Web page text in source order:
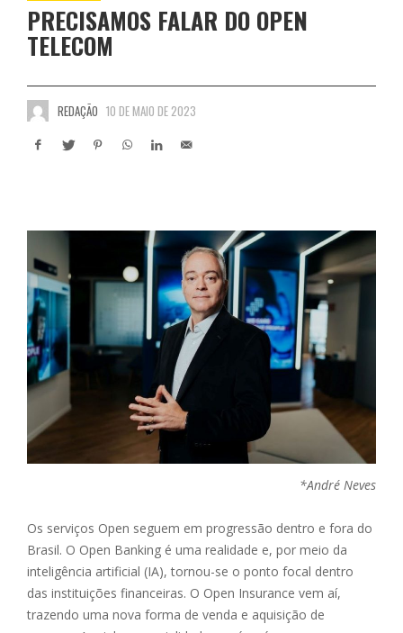
PRECISAMOS FALAR DO OPEN
TELECOM
REDAÇÃO 10 DE MAIO DE 2023
*André Neves
Os serviços Open seguem em progressão dentro e fora do
Brasil. O Open Banking é uma realidade e, por meio da
inteligência artificial (IA), tornou-se o ponto focal dentro
das instituições financeiras. O Open Insurance vem aí,
trazendo uma nova forma de venda e aquisição de